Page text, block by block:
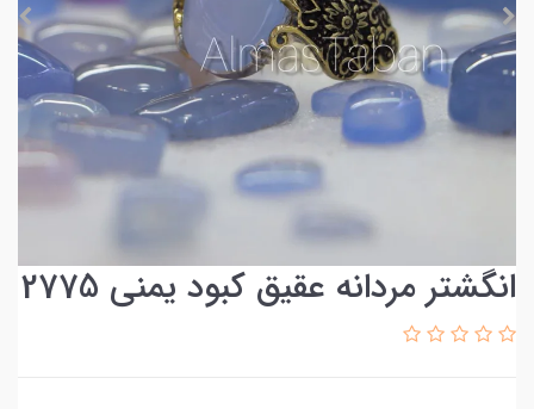
انگشتر مردانه عقیق کبود یمنی 2775